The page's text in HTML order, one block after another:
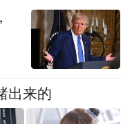
果的折叠屏手机
，配备约 7.8 英
外屏，展开后厚
出来的